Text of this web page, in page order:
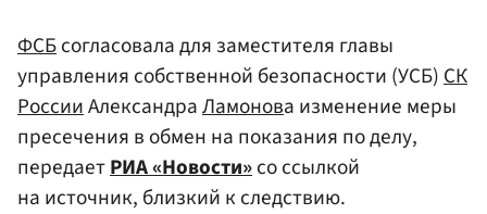
ФСБсогласовала для заместителя главы
управления собственной безопасности (УСБ)СК
РоссииАлександраЛамонова изменение меры
пресечения в обмен на показания по делу,
передаетРИА «Новости»со ссылкой
на источник, близкий к следствию.